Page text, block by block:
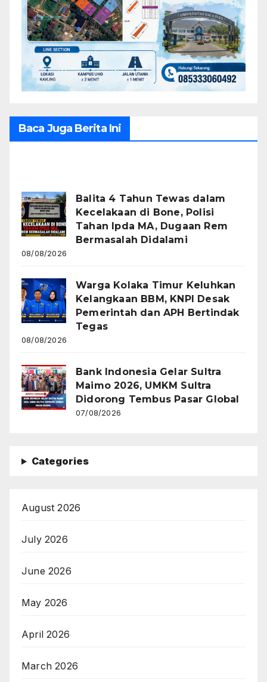
Baca Juga Berita Ini
Balita 4 Tahun Tewas dalam
Kecelakaan di Bone, Polisi
Tahan Ipda MA, Dugaan Rem
Bermasalah Didalami
08/08/2026
Warga Kolaka Timur Keluhkan
Kelangkaan BBM, KNPI Desak
Pemerintah dan APH Bertindak
Tegas
08/08/2026
Bank Indonesia Gelar Sultra
Maimo 2026, UMKM Sultra
Didorong Tembus Pasar Global
07/08/2026
Categories
August 2026
July 2026
June 2026
May 2026
April 2026
March 2026